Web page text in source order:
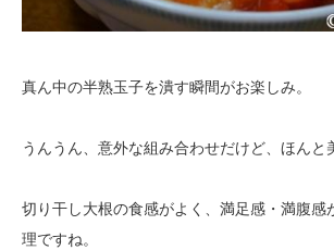
真ん中の半熟玉子を潰す瞬間がお楽しみ。
うんうん、意外な組み合わせだけど、ほんと
切り干し大根の食感がよく、満足感・満腹感
理ですね。